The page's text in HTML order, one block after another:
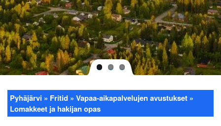
Länkstig
Pyhäjärvi Fritid
Vapaa-aikapalvelujen avustukset
Lomakkeet ja hakijan opas